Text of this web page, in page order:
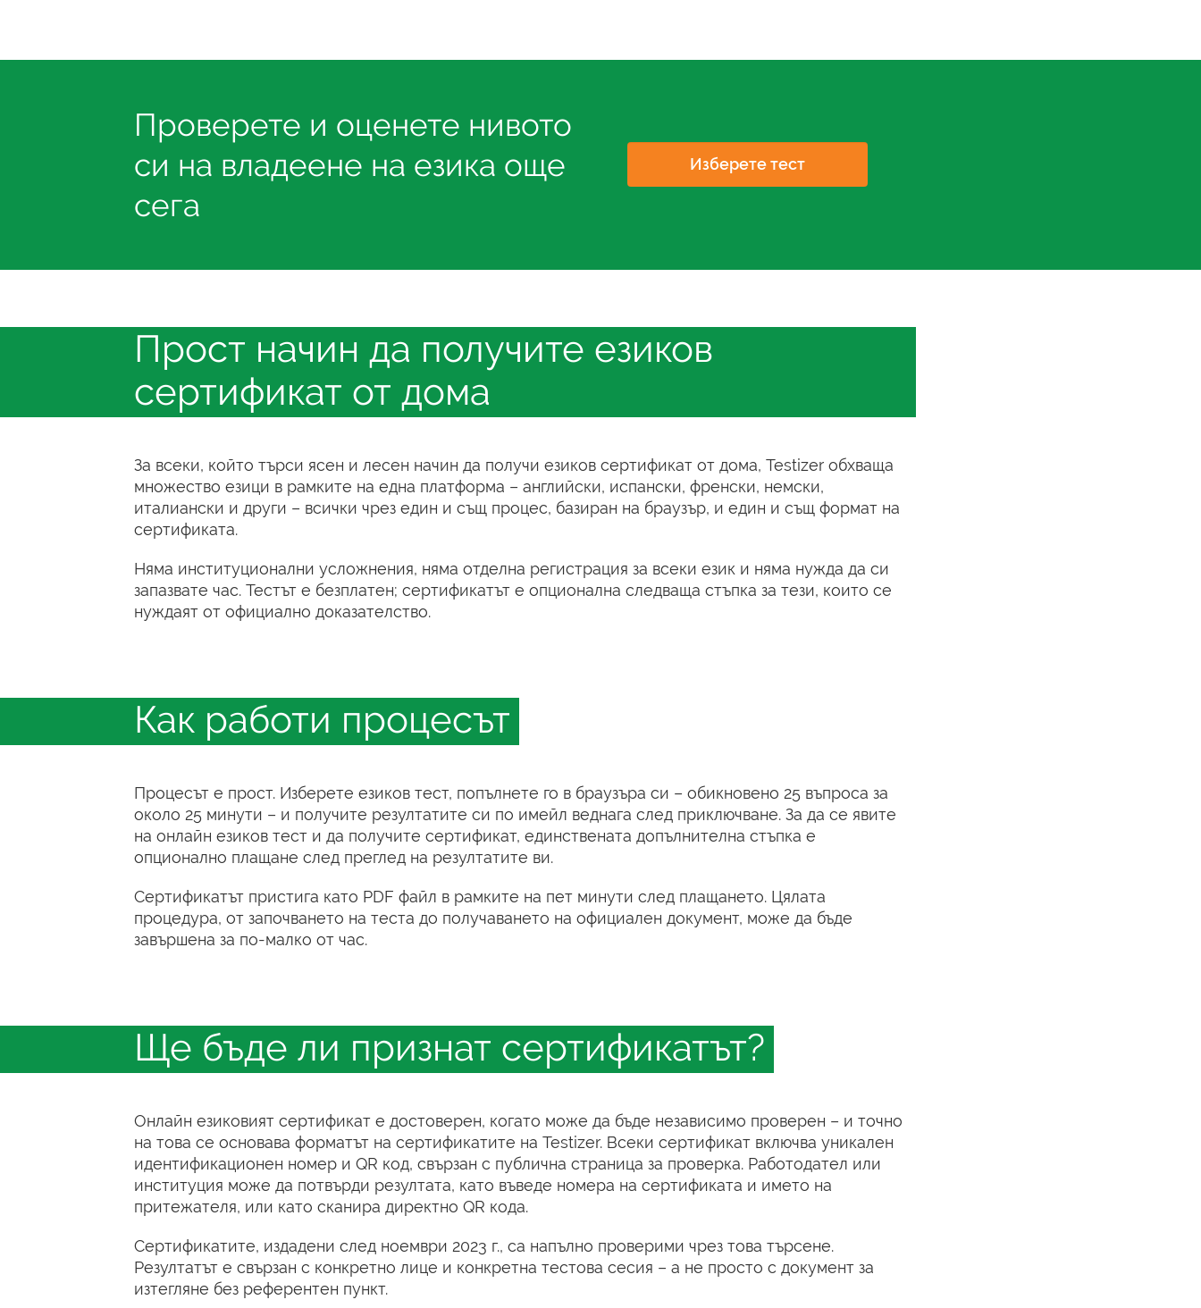
Проверете и оценете нивото
си на владеене на езика още
сега
Изберете тест
Прост начин да получите езиков
сертификат от дома
За всеки, който търси ясен и лесен начин да получи езиков сертификат от дома, Testizer обхваща
множество езици в рамките на една платформа – английски, испански, френски, немски,
италиански и други – всички чрез един и същ процес, базиран на браузър, и един и същ формат на
сертификата.
Няма институционални усложнения, няма отделна регистрация за всеки език и няма нужда да си
запазвате час. Тестът е безплатен; сертификатът е опционална следваща стъпка за тези, които се
нуждаят от официално доказателство.
Как работи процесът
Процесът е прост. Изберете езиков тест, попълнете го в браузъра си – обикновено 25 въпроса за
около 25 минути – и получите резултатите си по имейл веднага след приключване. За да се явите
на онлайн езиков тест и да получите сертификат, единствената допълнителна стъпка е
опционално плащане след преглед на резултатите ви.
Сертификатът пристига като PDF файл в рамките на пет минути след плащането. Цялата
процедура, от започването на теста до получаването на официален документ, може да бъде
завършена за по-малко от час.
Ще бъде ли признат сертификатът?
Онлайн езиковият сертификат е достоверен, когато може да бъде независимо проверен – и точно
на това се основава форматът на сертификатите на Testizer. Всеки сертификат включва уникален
идентификационен номер и QR код, свързан с публична страница за проверка. Работодател или
институция може да потвърди резултата, като въведе номера на сертификата и името на
притежателя, или като сканира директно QR кода.
Сертификатите, издадени след ноември 2023 г., са напълно проверими чрез това търсене.
Резултатът е свързан с конкретно лице и конкретна тестова сесия – а не просто с документ за
изтегляне без референтен пункт.